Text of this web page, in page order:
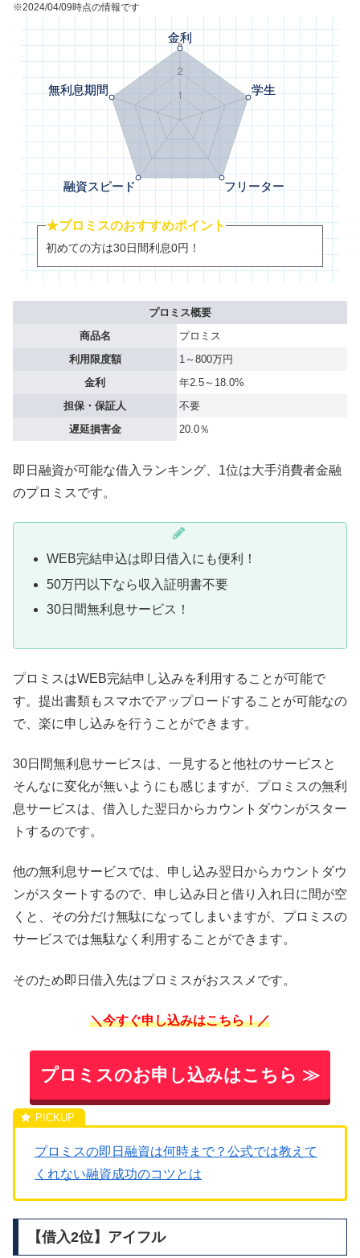
※2024/04/09時点の情報です
★プロミスのおすすめポイント
初めての方は30日間利息0円！
プロミス概要
商品名
プロミス
利用限度額
1～800万円
金利
年2.5～18.0%
担保・保証人
不要
遅延損害金
20.0％
即日融資が可能な借入ランキング、1位は大手消費者金融
のプロミスです。
WEB完結申込は即日借入にも便利！
50万円以下なら収入証明書不要
30日間無利息サービス！
プロミスはWEB完結申し込みを利用することが可能で
す。提出書類もスマホでアップロードすることが可能なの
で、楽に申し込みを行うことができます。
30日間無利息サービスは、一見すると他社のサービスと
そんなに変化が無いようにも感じますが、プロミスの無利
息サービスは、借入した翌日からカウントダウンがスター
トするのです。
他の無利息サービスでは、申し込み翌日からカウントダウ
ンがスタートするので、申し込み日と借り入れ日に間が空
くと、その分だけ無駄になってしまいますが、プロミスの
サービスでは無駄なく利用することができます。
そのため即日借入先はプロミスがおススメです。
＼今すぐ申し込みはこちら！／
プロミスのお申し込みはこちら ≫
プロミスの即日融資は何時まで？公式では教えて
くれない融資成功のコツとは
【借入2位】アイフル